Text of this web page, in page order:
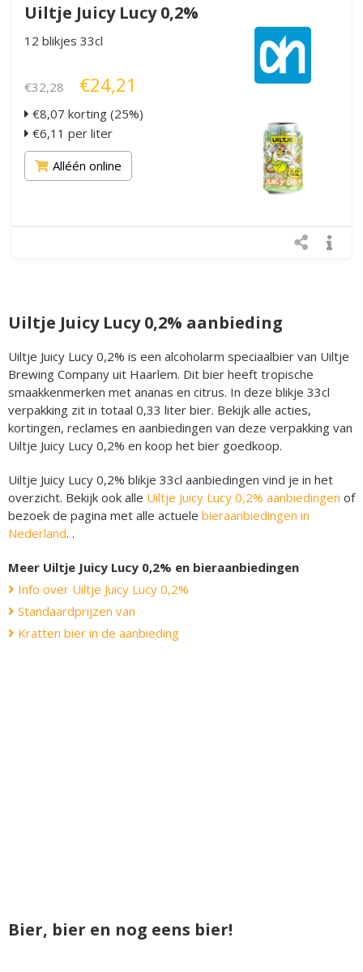
Uiltje Juicy Lucy 0,2%
12 blikjes 33cl
€32,28 €24,21
€8,07 korting (25%)
€6,11 per liter
Alléén online
Uiltje Juicy Lucy 0,2% aanbieding
Uiltje Juicy Lucy 0,2% is een alcoholarm speciaalbier van Uiltje
Brewing Company uit Haarlem. Dit bier heeft tropische
smaakkenmerken met ananas en citrus. In deze blikje 33cl
verpakking zit in totaal 0,33 liter bier. Bekijk alle acties,
kortingen, reclames en aanbiedingen van deze verpakking van
Uiltje Juicy Lucy 0,2% en koop het bier goedkoop.
Uiltje Juicy Lucy 0,2% blikje 33cl aanbiedingen vind je in het
overzicht. Bekijk ook alle Uiltje Juicy Lucy 0,2% aanbiedingen of
bezoek de pagina met alle actuele bieraanbiedingen in
Nederland. .
Meer Uiltje Juicy Lucy 0,2% en bieraanbiedingen
Info over Uiltje Juicy Lucy 0,2%
Standaardprijzen van
Kratten bier in de aanbieding
Bier, bier en nog eens bier!